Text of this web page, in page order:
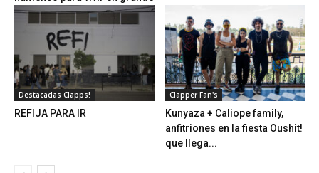
Destacadas Clapps!
REFIJA PARA IR
Clapper Fan's
Kunyaza + Caliope family,
anfitriones en la fiesta Oushit!
que llega...